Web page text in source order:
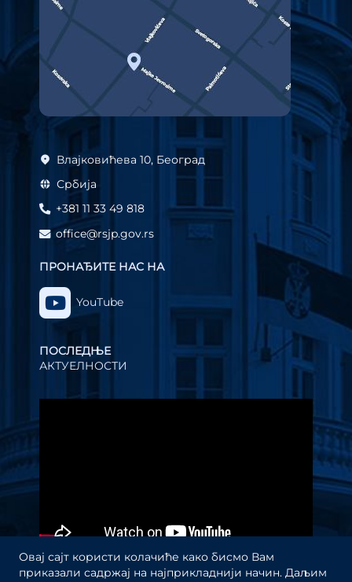
Влајковићева 10, Београд
Србија
+381 11 33 49 818
office@rsjp.gov.rs
ПРОНАЂИТЕ НАС НА
YouTube
ПОСЛЕДЊЕ
АКТУЕЛНОСТИ
видео
Овај сајт користи колачиће како бисмо Вам
приказали садржај на најприкладнији начин. Даљим